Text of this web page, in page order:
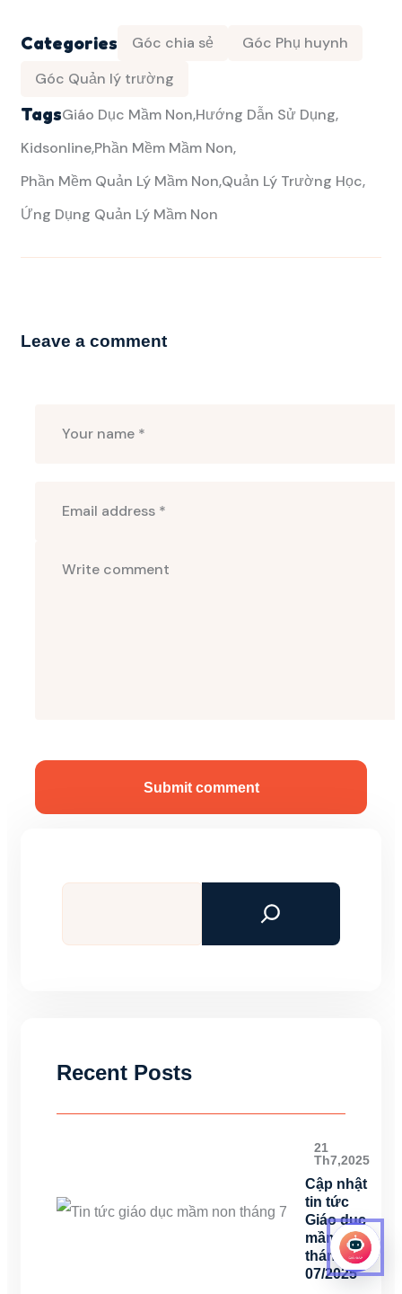
Categories Góc chia sẻ
Góc Phụ huynh
Góc Quản lý trường
TagsGiáo Dục Mầm Non Hướng Dẫn Sử Dụng
KidsonlinePhần Mềm Mầm Non
Phần Mềm Quản Lý Mầm Non Quản Lý Trường Học
Ứng Dụng Quản Lý Mầm Non
Leave a comment
Submit comment
Tìm
Recent Posts
21
Th7,2025
Cập nhật
tin tức
Giáo dục
mầm non
tháng
07/2025